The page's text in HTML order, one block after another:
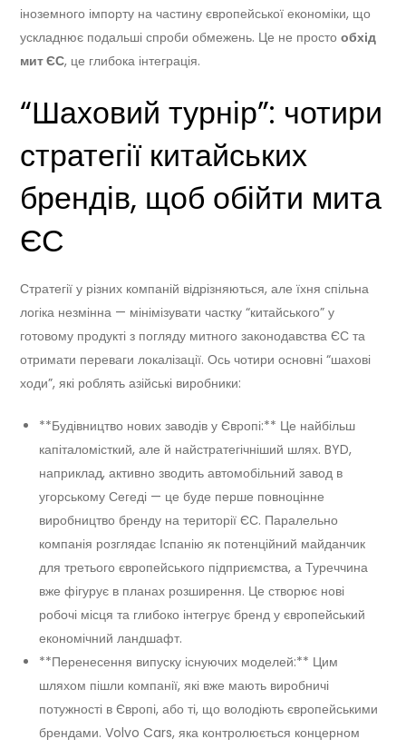
іноземного імпорту на частину європейської економіки, що
ускладнює подальші спроби обмежень. Це не простообхід
мит ЄС, це глибока інтеграція.
“Шаховий турнір”: чотири
стратегії китайських
брендів, щоб обійти мита
ЄС
Стратегії у різних компаній відрізняються, але їхня спільна
логіка незмінна — мінімізувати частку “китайського” у
готовому продукті з погляду митного законодавства ЄС та
отримати переваги локалізації. Ось чотири основні “шахові
ходи”, які роблять азійські виробники:
**Будівництво нових заводів у Європі:** Це найбільш
капіталомісткий, але й найстратегічніший шлях. BYD,
наприклад, активно зводить автомобільний завод в
угорському Сегеді — це буде перше повноцінне
виробництво бренду на території ЄС. Паралельно
компанія розглядає Іспанію як потенційний майданчик
для третього європейського підприємства, а Туреччина
вже фігурує в планах розширення. Це створює нові
робочі місця та глибоко інтегрує бренд у європейський
економічний ландшафт.
**Перенесення випуску існуючих моделей:** Цим
шляхом пішли компанії, які вже мають виробничі
потужності в Європі, або ті, що володіють європейськими
брендами. Volvo Cars, яка контролюється концерном